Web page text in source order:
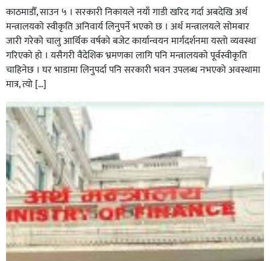
काठमाडौँ, साउन ५ । सरकारी निकायले नयाँ गाडी खरिद गर्दा अबदेखि अर्थ
मन्त्रालयको स्वीकृति अनिवार्य लिनुपर्ने भएको छ । अर्थ मन्त्रालयले सोमबार
जारी गरेको चालु आर्थिक वर्षको बजेट कार्यान्वयन मार्गदर्शनमा यस्तो व्यवस्था
गरिएको हो । यसैगरी वैदेशिक भ्रमणका लागि पनि मन्त्रालयको पूर्वस्वीकृति
चाहिनेछ । घर भाडामा लिनुपर्दा पनि सरकारी भवन उपलब्ध नभएको अवस्थामा
मात्र, त्यो […]